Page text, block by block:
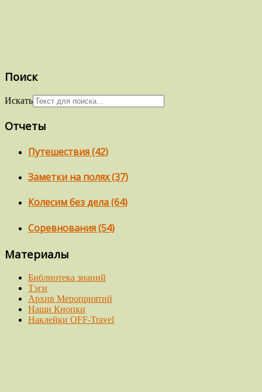
Поиск
Искать
Отчеты
Путешествия (42)
Заметки на полях (37)
Колесим без дела (64)
Соревнования (54)
Материалы
Библиотека знаний
Тэги
Архив Мероприятий
Наши Кнопки
Наклейки OFF-Travel